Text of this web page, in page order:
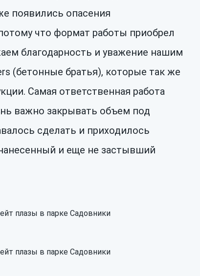
появились опасения
что формат работы приобрел
благодарность и уважение нашим
(бетонные братья), которые так же
Самая ответственная работа
важно закрывать объем под
сделать и приходилось
и еще не застывший